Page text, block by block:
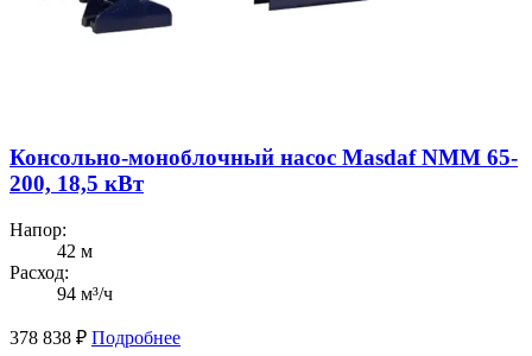
Консольно-моноблочный насос Masdaf NMM 65-
200, 18,5 кВт
Напор:
42 м
Расход:
94 м³/ч
378 838 ₽ Подробнее